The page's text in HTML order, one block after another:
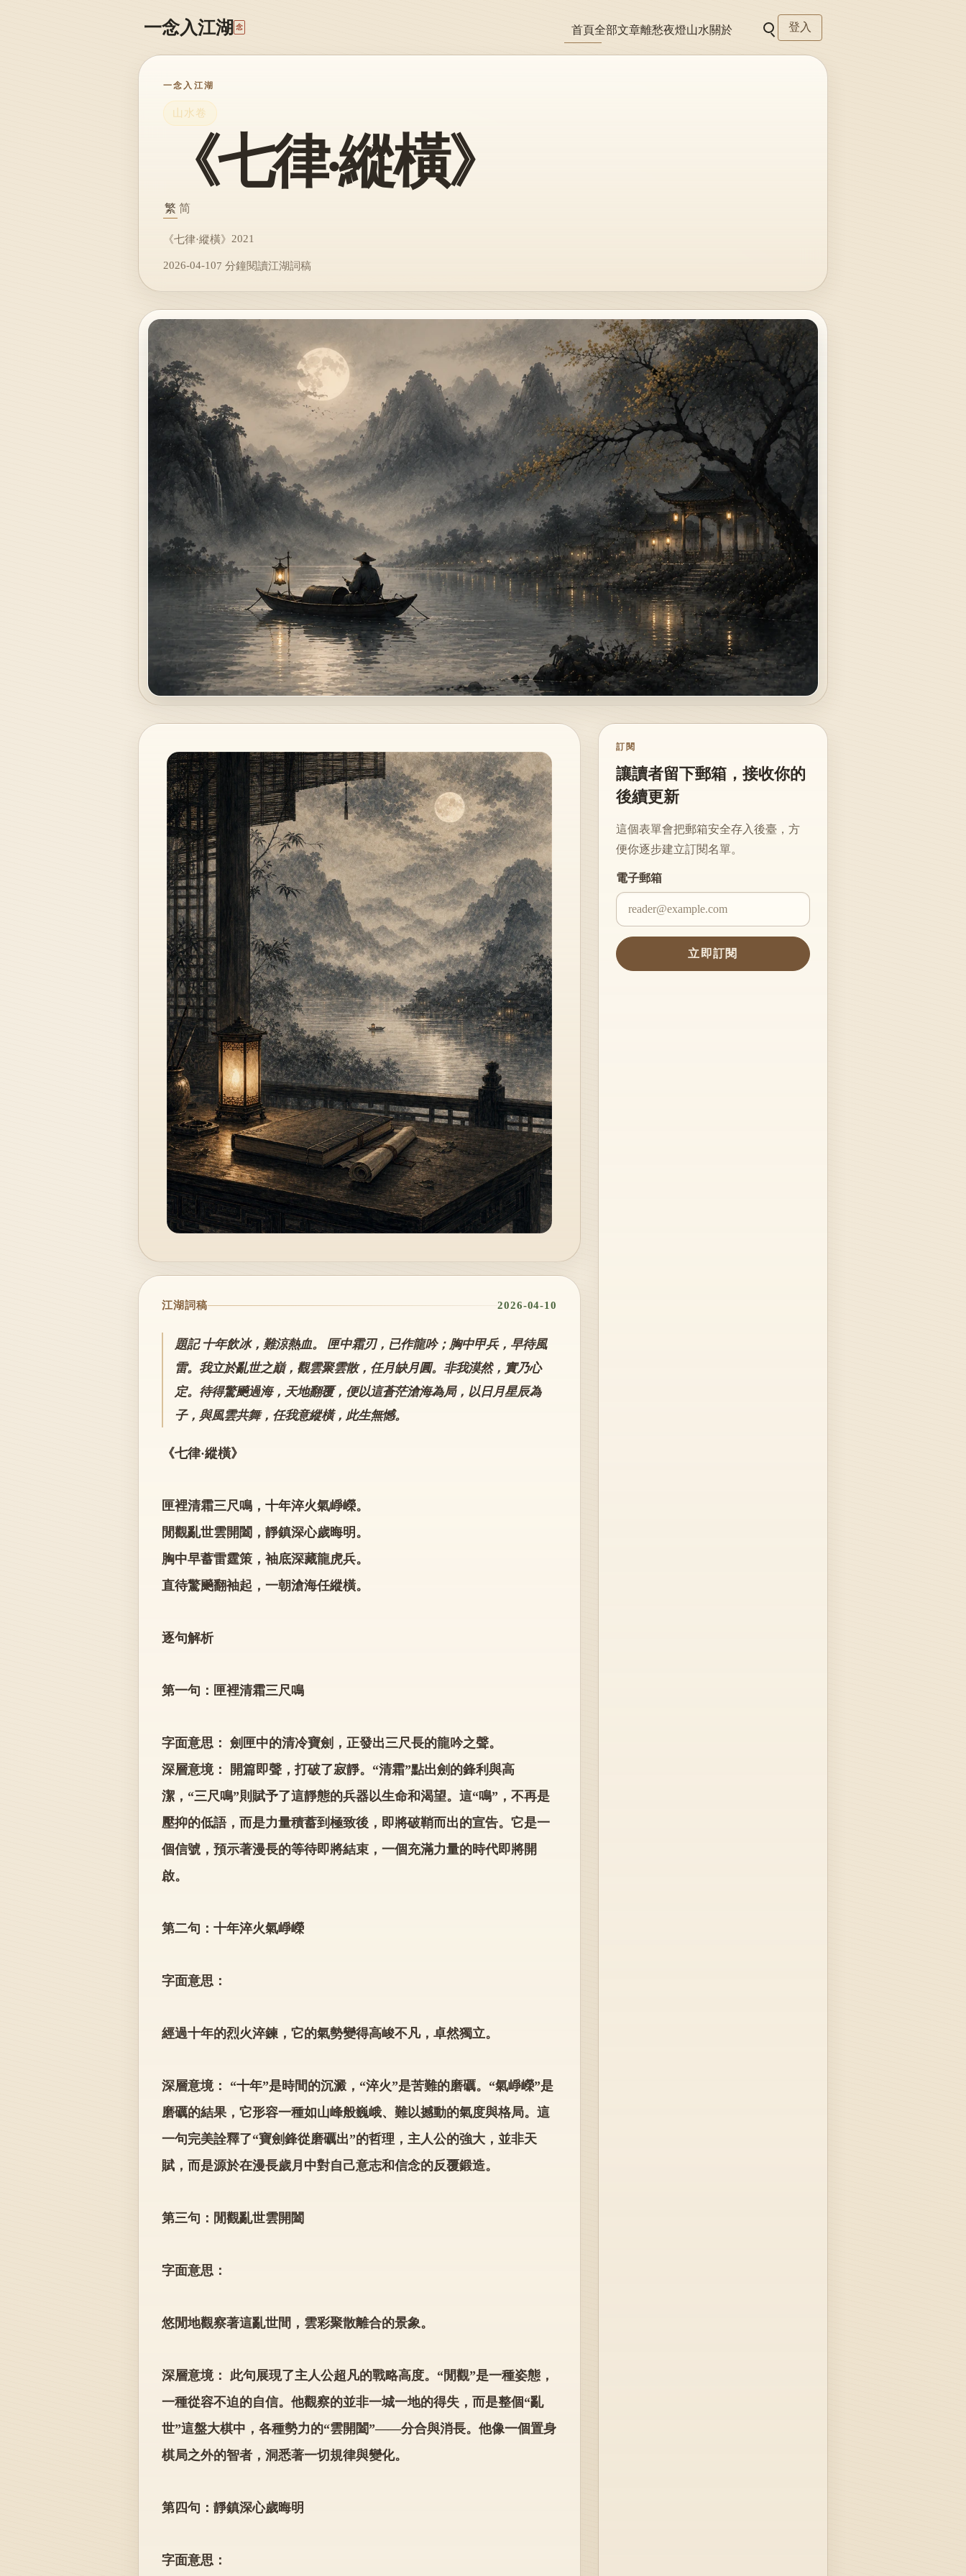
一念入江湖 念 首頁全部文章離愁夜燈山水關於 登入
一念入江湖
山水卷
《七律·縱橫》
繁 简
《七律·縱橫》 2021
2026-04-107 分鐘閱讀江湖詞稿
江湖詞稿 2026-04-10
題記 十年飲冰，難涼熱血。 匣中霜刃，已作龍吟；胸中甲兵，早待風
雷。我立於亂世之巔，觀雲聚雲散，任月缺月圓。非我漠然，實乃心
定。待得驚飈過海，天地翻覆，便以這蒼茫滄海為局，以日月星辰為
子，與風雲共舞，任我意縱橫，此生無憾。
《七律·縱橫》
匣裡清霜三尺鳴，十年淬火氣崢嶸。
閒觀亂世雲開闔，靜鎮深心歲晦明。
胸中早蓄雷霆策，袖底深藏龍虎兵。
直待驚飈翻袖起，一朝滄海任縱橫。
逐句解析
第一句：匣裡清霜三尺鳴
字面意思： 劍匣中的清冷寶劍，正發出三尺長的龍吟之聲。
深層意境： 開篇即聲，打破了寂靜。“清霜”點出劍的鋒利與高
潔，“三尺鳴”則賦予了這靜態的兵器以生命和渴望。這“鳴”，不再是
壓抑的低語，而是力量積蓄到極致後，即將破鞘而出的宣告。它是一
個信號，預示著漫長的等待即將結束，一個充滿力量的時代即將開
啟。
第二句：十年淬火氣崢嶸
字面意思：
經過十年的烈火淬鍊，它的氣勢變得高峻不凡，卓然獨立。
深層意境： “十年”是時間的沉澱，“淬火”是苦難的磨礪。“氣崢嶸”是
磨礪的結果，它形容一種如山峰般巍峨、難以撼動的氣度與格局。這
一句完美詮釋了“寶劍鋒從磨礪出”的哲理，主人公的強大，並非天
賦，而是源於在漫長歲月中對自己意志和信念的反覆鍛造。
第三句：閒觀亂世雲開闔
字面意思：
悠閒地觀察著這亂世間，雲彩聚散離合的景象。
深層意境： 此句展現了主人公超凡的戰略高度。“閒觀”是一種姿態，
一種從容不迫的自信。他觀察的並非一城一地的得失，而是整個“亂
世”這盤大棋中，各種勢力的“雲開闔”——分合與消長。他像一個置身
棋局之外的智者，洞悉著一切規律與變化。
第四句：靜鎮深心歲晦明
字面意思：
訂閱
讓讀者留下郵箱，接收你的
後續更新
這個表單會把郵箱安全存入後臺，方
便你逐步建立訂閱名單。
電子郵箱
Website
立即訂閱